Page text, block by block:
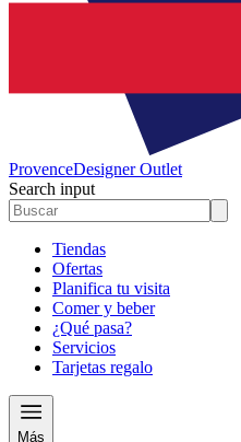
ProvenceDesigner Outlet
Search input
Tiendas
Ofertas
Planifica tu visita
Comer y beber
¿Qué pasa?
Servicios
Tarjetas regalo
Más